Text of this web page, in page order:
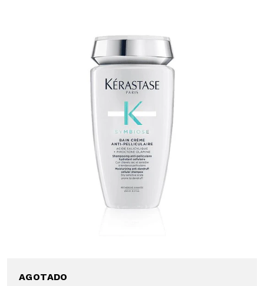
AGOTADO